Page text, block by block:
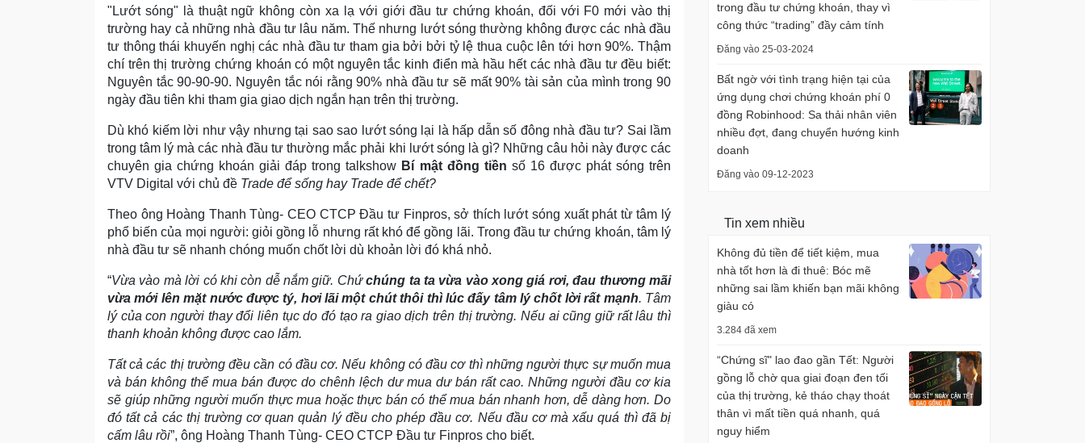
"Lướt sóng" là thuật ngữ không còn xa lạ với giới đầu tư chứng khoán, đối với F0 mới vào thị
trường hay cả những nhà đầu tư lâu năm. Thế nhưng lướt sóng thường không được các nhà đầu
tư thông thái khuyến nghị các nhà đầu tư tham gia bởi bởi tỷ lệ thua cuộc lên tới hơn 90%. Thậm
chí trên thị trường chứng khoán có một nguyên tắc kinh điển mà hầu hết các nhà đầu tư đều biết:
Nguyên tắc 90-90-90. Nguyên tắc nói rằng 90% nhà đầu tư sẽ mất 90% tài sản của mình trong 90
ngày đầu tiên khi tham gia giao dịch ngắn hạn trên thị trường.
Dù khó kiếm lời như vậy nhưng tại sao sao lướt sóng lại là hấp dẫn số đông nhà đầu tư? Sai lầm
trong tâm lý mà các nhà đầu tư thường mắc phải khi lướt sóng là gì? Những câu hỏi này được các
chuyên gia chứng khoán giải đáp trong talkshow Bí mật đồng tiền số 16 được phát sóng trên
VTV Digital với chủ đề Trade để sống hay Trade để chết?
Theo ông Hoàng Thanh Tùng- CEO CTCP Đầu tư Finpros, sở thích lướt sóng xuất phát từ tâm lý
phổ biến của mọi người: giỏi gồng lỗ nhưng rất khó để gồng lãi. Trong đầu tư chứng khoán, tâm lý
nhà đầu tư sẽ nhanh chóng muốn chốt lời dù khoản lời đó khá nhỏ.
“Vừa vào mà lời có khi còn dễ nắm giữ. Chứchúng ta ta vừa vào xong giá rơi, đau thương mãi
vừa mới lên mặt nước được tý, hơi lãi một chút thôi thì lúc đấy tâm lý chốt lời rất mạnh. Tâm
lý của con người thay đổi liên tục do đó tạo ra giao dịch trên thị trường. Nếu ai cũng giữ rất lâu thì
thanh khoản không được cao lắm.
Tất cả các thị trường đều cần có đầu cơ. Nếu không có đầu cơ thì những người thực sự muốn mua
và bán không thể mua bán được do chênh lệch dư mua dư bán rất cao. Những người đầu cơ kia
sẽ giúp những người muốn thực mua hoặc thực bán có thể mua bán nhanh hơn, dễ dàng hơn. Do
đó tất cả các thị trường cơ quan quản lý đều cho phép đầu cơ. Nếu đầu cơ mà xấu quá thì đã bị
cấm lâu rồi”, ông Hoàng Thanh Tùng- CEO CTCP Đầu tư Finpros cho biết.
trong đầu tư chứng khoán, thay vì
công thức “trading” đầy cảm tính
Đăng vào 25-03-2024
Bất ngờ với tình trạng hiện tại của
ứng dụng chơi chứng khoán phí 0
đồng Robinhood: Sa thải nhân viên
nhiều đợt, đang chuyển hướng kinh
doanh
Đăng vào 09-12-2023
Tin xem nhiều
Không đủ tiền để tiết kiệm, mua
nhà tốt hơn là đi thuê: Bóc mẽ
những sai lầm khiến bạn mãi không
giàu có
3.284 đã xem
“Chứng sĩ" lao đao gần Tết: Người
gồng lỗ chờ qua giai đoạn đen tối
của thị trường, kẻ tháo chạy thoát
thân vì mất tiền quá nhanh, quá
nguy hiểm